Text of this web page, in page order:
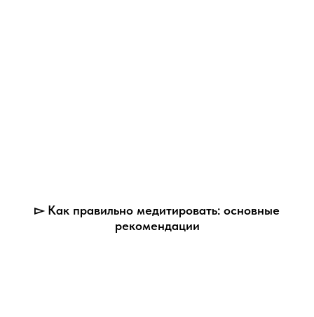
▻ Как правильно медитировать: основные
рекомендации